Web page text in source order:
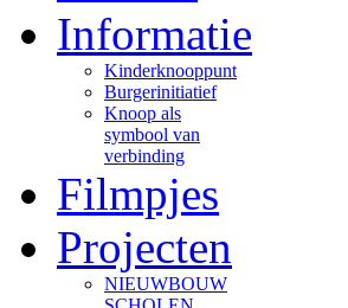
Informatie
Kinderknooppunt
Burgerinitiatief
Knoop als
symbool van
verbinding
Filmpjes
Projecten
NIEUWBOUW